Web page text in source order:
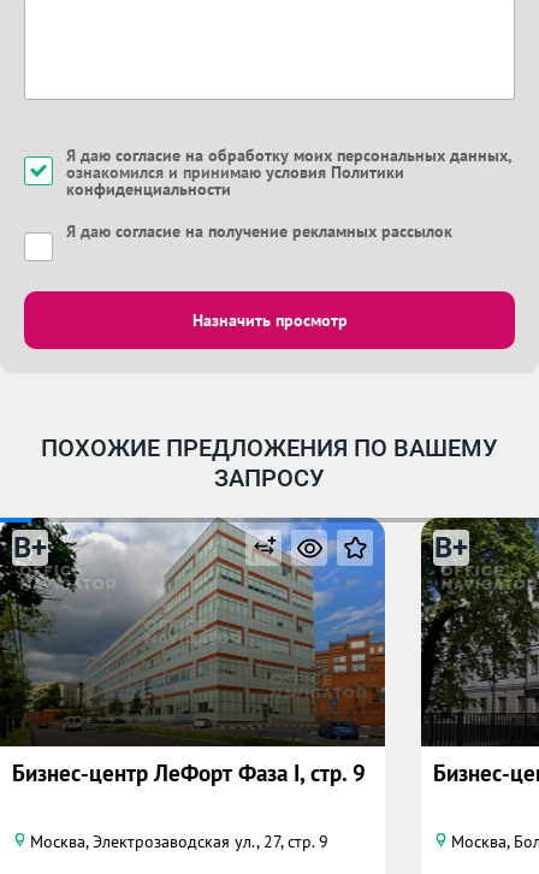
Я даю согласие на обработку моих персональных данных,
ознакомился и принимаю условия Политики
конфиденциальности
Я даю согласие на получение рекламных рассылок
Назначить просмотр
ПОХОЖИЕ ПРЕДЛОЖЕНИЯ ПО ВАШЕМУ
ЗАПРОСУ
B+
Бизнес-центр ЛеФорт Фаза I, стр. 9
Москва, Электрозаводская ул., 27, стр. 9
B+
Бизнес-
Москва,